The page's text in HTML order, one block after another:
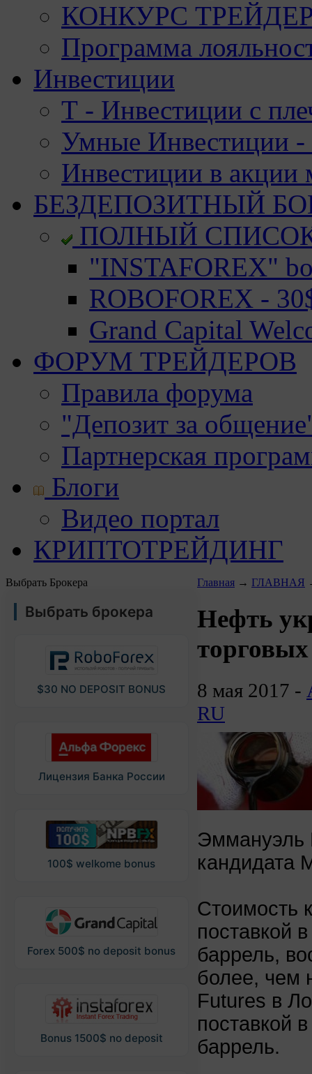
КОНКУРС
Программа
Инвестиции
Т - Инвестиции с
Умные Инвестиции -
Инвестиции в акции
БЕЗДЕПОЗИТНЫЙ
ПОЛНЫЙ
"INSTAFOREX"
ROBOFOREX -
Grand Capital
ФОРУМ ТРЕЙДЕРОВ
Правила форума
"Депозит за
Партнерская
Блоги
Видео портал
КРИПТОТРЕЙДИНГ
Выбрать Брокера
Выбрать брокера
$30 NO DEPOSIT BONUS
Лицензия Банка России
100$ welkome bonus
Forex 500$ no deposit bonus
Bonus 1500$ no deposit
Главная → ГЛАВНАЯ
Нефть
8 мая 2017 -
RU
Эммануэль
кандидата
Стоимость
поставкой
баррель,
более, чем
Futures в
поставкой
баррель.